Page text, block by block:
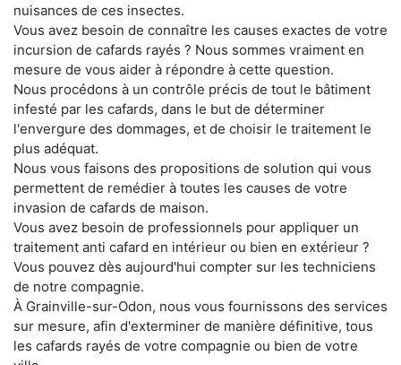
nuisances de ces insectes.
Vous avez besoin de connaître les causes exactes de votre
incursion de cafards rayés ? Nous sommes vraiment en
mesure de vous aider à répondre à cette question.
Nous procédons à un contrôle précis de tout le bâtiment
infesté par les cafards, dans le but de déterminer
l'envergure des dommages, et de choisir le traitement le
plus adéquat.
Nous vous faisons des propositions de solution qui vous
permettent de remédier à toutes les causes de votre
invasion de cafards de maison.
Vous avez besoin de professionnels pour appliquer un
traitement anti cafard en intérieur ou bien en extérieur ?
Vous pouvez dès aujourd'hui compter sur les techniciens
de notre compagnie.
À Grainville-sur-Odon, nous vous fournissons des services
sur mesure, afin d'exterminer de manière définitive, tous
les cafards rayés de votre compagnie ou bien de votre